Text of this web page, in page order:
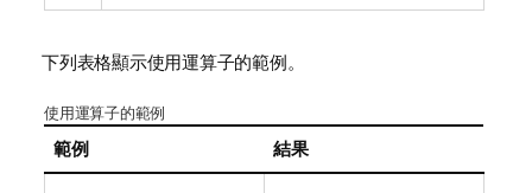
下列表格顯示使用運算子的範例。
使用運算子的範例
範例 結果